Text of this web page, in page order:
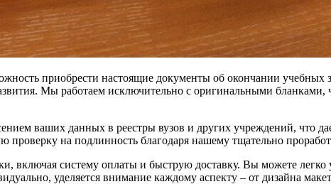
приобрести настоящие документы об окончании
Мы работаем исключительно с оригинальными
ваших данных в реестры вузов и других учреждений, что
на подлинность благодаря нашему тщательно
включая систему оплаты и быструю доставку. Вы можете легко
уделяется внимание каждому аспекту – от дизайна